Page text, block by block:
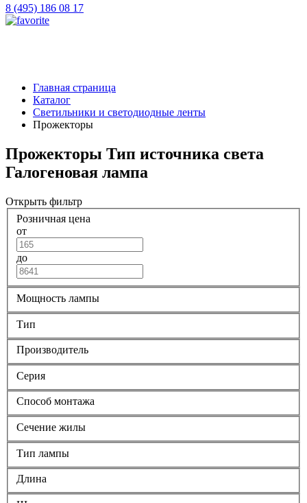
8 (495) 186 08 17
Главная страница
Каталог
Светильники и светодиодные ленты
Прожекторы
Прожекторы Тип источника света
Галогеновая лампа
Открыть фильтр
Розничная цена
от
до
Мощность лампы
Тип
Производитель
Серия
Способ монтажа
Сечение жилы
Тип лампы
Длина